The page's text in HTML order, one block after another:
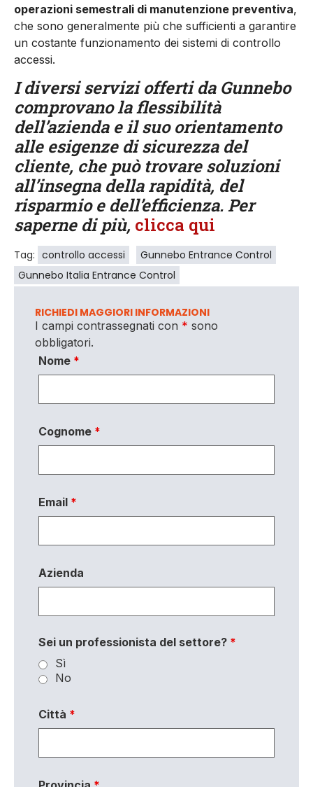
operazioni semestrali di manutenzione preventiva,
che sono generalmente più che sufficienti a garantire
un costante funzionamento dei sistemi di controllo
accessi.
I diversi servizi offerti da Gunnebo
comprovano la flessibilità
dell’azienda e il suo orientamento
alle esigenze di sicurezza del
cliente, che può trovare soluzioni
all’insegna della rapidità, del
risparmio e dell’efficienza. Per
saperne di più, clicca qui
Tag: controllo accessi
Gunnebo Entrance Control
Gunnebo Italia Entrance Control
RICHIEDI MAGGIORI INFORMAZIONI
I campi contrassegnati con * sono
obbligatori.
Nome *
Cognome *
Email *
Azienda
Sei un professionista del settore? *
Sì
No
Città *